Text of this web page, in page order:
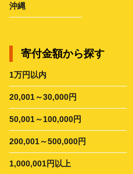
沖縄
寄付金額から探す
1万円以内
20,001～30,000円
50,001～100,000円
200,001～500,000円
1,000,001円以上